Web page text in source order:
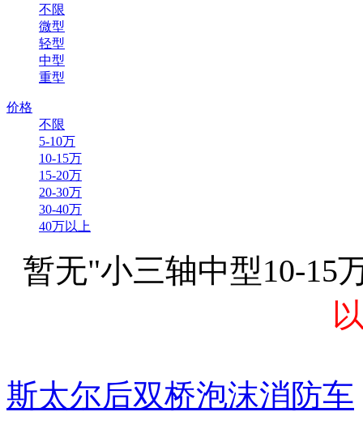
不限
微型
轻型
中型
重型
价格
不限
5-10万
10-15万
15-20万
20-30万
30-40万
40万以上
暂无"小三轴中型10-15
斯太尔后双桥泡沫消防车